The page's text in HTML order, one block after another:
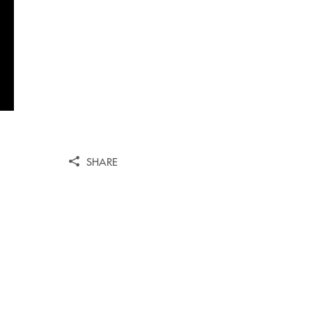
SHARE